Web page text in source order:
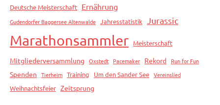
Deutsche Meisterschaft Ernährung
Gudendorfer Baggersee Altenwalde Jahresstatistik Jurassic
Marathonsammler Meisterschaft
Mitgliederversammlung Oxstedt Pacemaker Rekord Run for Fun
Spenden Tierheim Training Um den Sander See Vereinslied
Weihnachtsfeier Zeitsprung